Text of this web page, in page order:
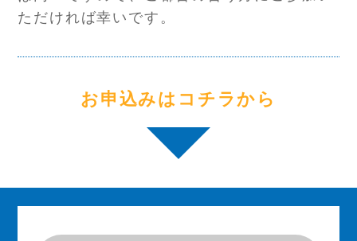
ただければ幸いです。
お申込みはコチラから